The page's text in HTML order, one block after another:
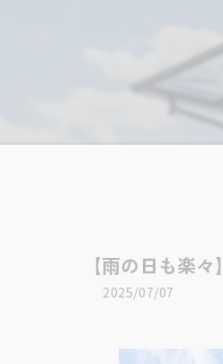
【雨の日も楽々】
2025/07/07